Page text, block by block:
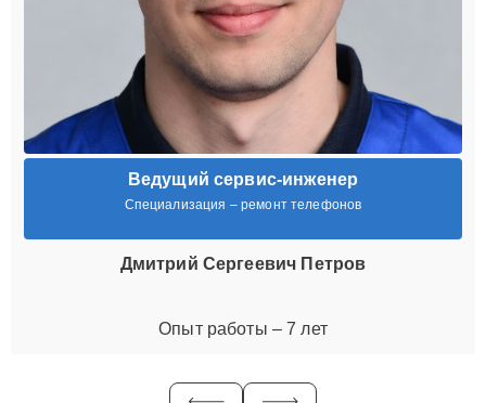
Ведущий сервис-инженер
Специализация – ремонт телефонов
Дмитрий Сергеевич Петров
Опыт работы – 7 лет